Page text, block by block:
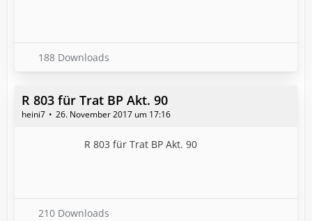
188 Downloads
R 803 für Trat BP Akt. 90
heini7 26. November 2017 um 17:16
R 803 für Trat BP Akt. 90
210 Downloads